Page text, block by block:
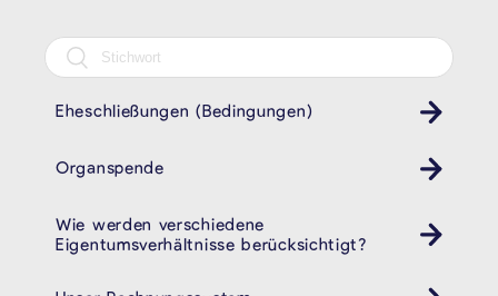
Eheschließungen (Bedingungen)
Organspende
Wie werden verschiedene
Eigentumsverhältnisse berücksichtigt?